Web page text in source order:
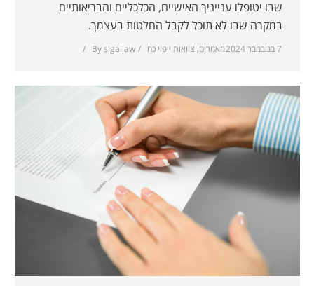
שבו יטופלו ענייניך האישיים, הכלכליים והבריאותיים
במקרה שבו לא תוכל לקבל החלטות בעצמך.
7 בנובמבר 2024 מאמרים, צוואות ייפוי כח By sigallaw